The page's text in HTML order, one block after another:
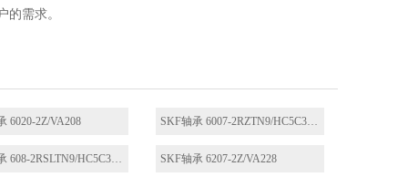
需求。
6020-2Z/VA208 SKF轴承 6007-2RZTN9/HC5C3WT
SKF轴承 608-2RSLTN9/HC5C3WTF1 SKF轴承 6207-2Z/VA228